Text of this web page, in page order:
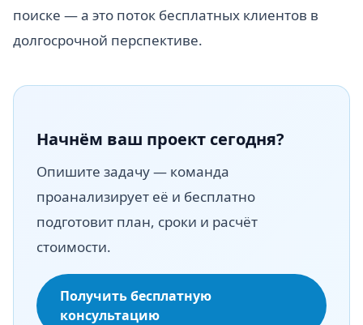
поиске — а это поток бесплатных клиентов в
долгосрочной перспективе.
Начнём ваш проект сегодня?
Опишите задачу — команда
проанализирует её и бесплатно
подготовит план, сроки и расчёт
стоимости.
Получить бесплатную
консультацию